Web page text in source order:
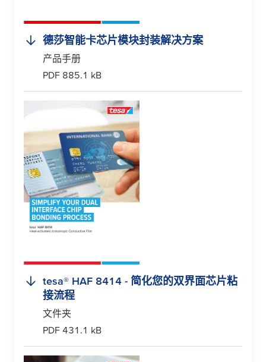
德莎智能卡芯片模块封装解决方案
产品手册
PDF 885.1 kB
tesa® HAF 8414 - 简化您的双界面芯片粘
接流程
文件夹
PDF 431.1 kB